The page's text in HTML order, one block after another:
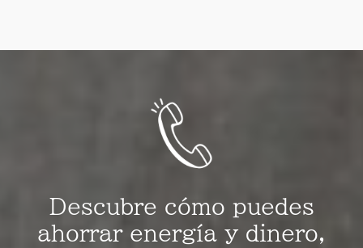
Descubre cómo puedes
ahorrar energía y dinero,